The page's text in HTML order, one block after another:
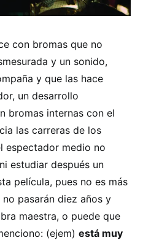
con bromas que no
y un sonido,
y que las hace
un desarrollo
bromas internas con el
las carreras de los
espectador medio no
estudiar después un
película, pues no es más
pasarán diez años y
maestra, o puede que
(ejem) está muy